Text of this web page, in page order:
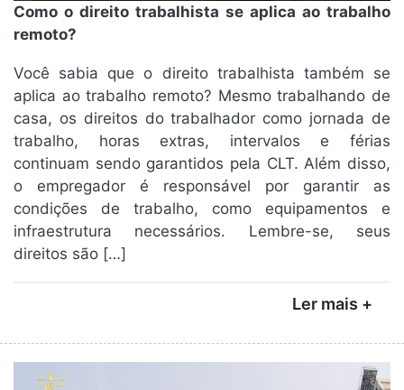
Como o direito trabalhista se aplica ao trabalho
remoto?
Você sabia que o direito trabalhista também se
aplica ao trabalho remoto? Mesmo trabalhando de
casa, os direitos do trabalhador como jornada de
trabalho, horas extras, intervalos e férias
continuam sendo garantidos pela CLT. Além disso,
o empregador é responsável por garantir as
condições de trabalho, como equipamentos e
infraestrutura necessários. Lembre-se, seus
direitos são […]
Ler mais +